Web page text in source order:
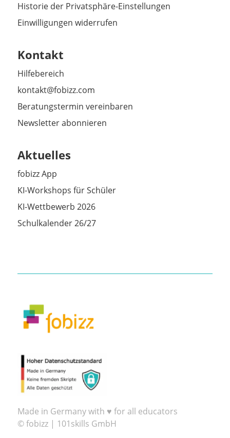
Historie der Privatsphäre-Einstellungen
Einwilligungen widerrufen
Kontakt
Hilfebereich
kontakt@fobizz.com
Beratungstermin vereinbaren
Newsletter abonnieren
Aktuelles
fobizz App
KI-Workshops für Schüler
KI-Wettbewerb 2026
Schulkalender 26/27
Made in Germany with ♥ for all educators
© fobizz | 101skills GmbH